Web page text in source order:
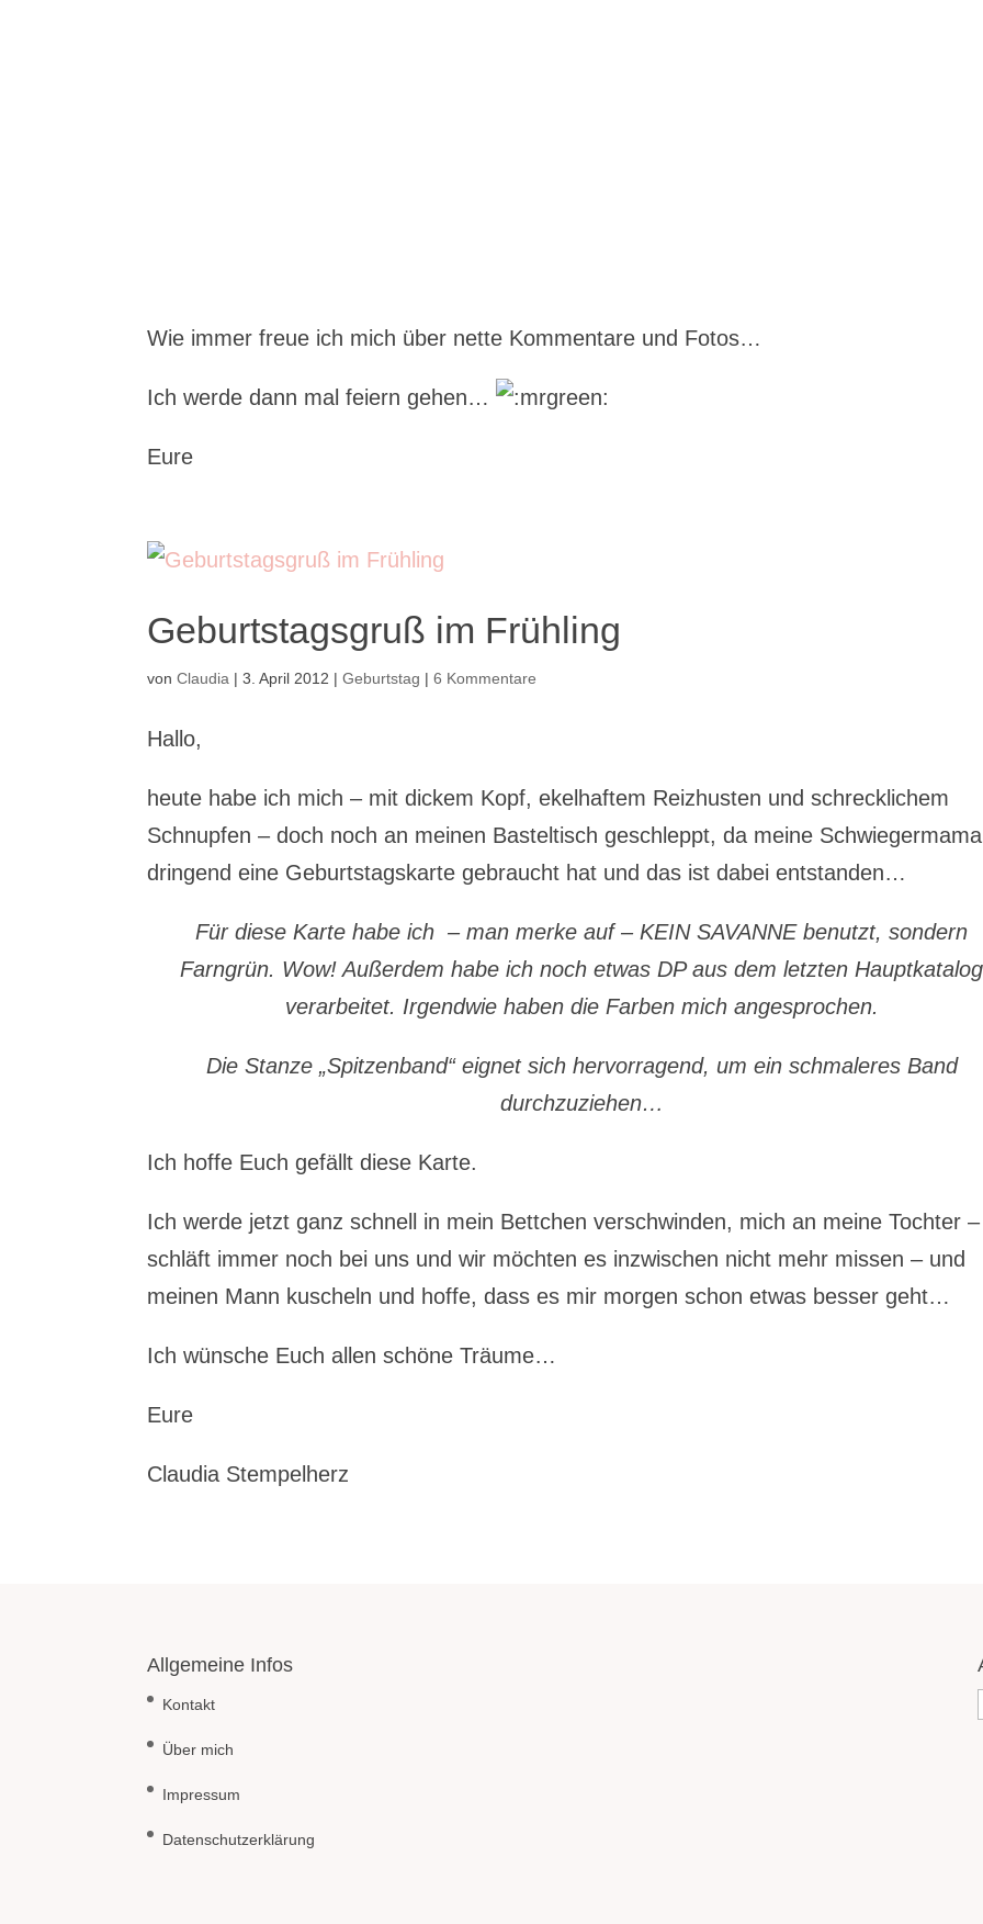
Wie immer freue ich mich über nette Kommentare und Fotos…
Ich werde dann mal feiern gehen…
Eure
Geburtstagsgruß im Frühling
vonClaudia |3. April 2012 |Geburtstag |6 Kommentare
Hallo,
heute habe ich mich – mit dickem Kopf, ekelhaftem Reizhusten und schrecklichem
Schnupfen – doch noch an meinen Basteltisch geschleppt, da meine Schwiegermama
dringend eine Geburtstagskarte gebraucht hat und das ist dabei entstanden…
Für diese Karte habe ich – man merke auf – KEIN SAVANNE benutzt, sondern
Farngrün. Wow! Außerdem habe ich noch etwas DP aus dem letzten Hauptkatalog
verarbeitet. Irgendwie haben die Farben mich angesprochen.
Die Stanze „Spitzenband“ eignet sich hervorragend, um ein schmaleres Band
durchzuziehen…
Ich hoffe Euch gefällt diese Karte.
Ich werde jetzt ganz schnell in mein Bettchen verschwinden, mich an meine Tochter
schläft immer noch bei uns und wir möchten es inzwischen nicht mehr missen – und
meinen Mann kuscheln und hoffe, dass es mir morgen schon etwas besser geht…
Ich wünsche Euch allen schöne Träume…
Eure
Claudia Stempelherz
Allgemeine Infos
Kontakt
Über mich
Impressum
Datenschutzerklärung